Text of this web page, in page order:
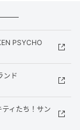
いや夢、儚
観の中で、そ
ペシャルイ
PSYCHO
ンド
ィたち！サン